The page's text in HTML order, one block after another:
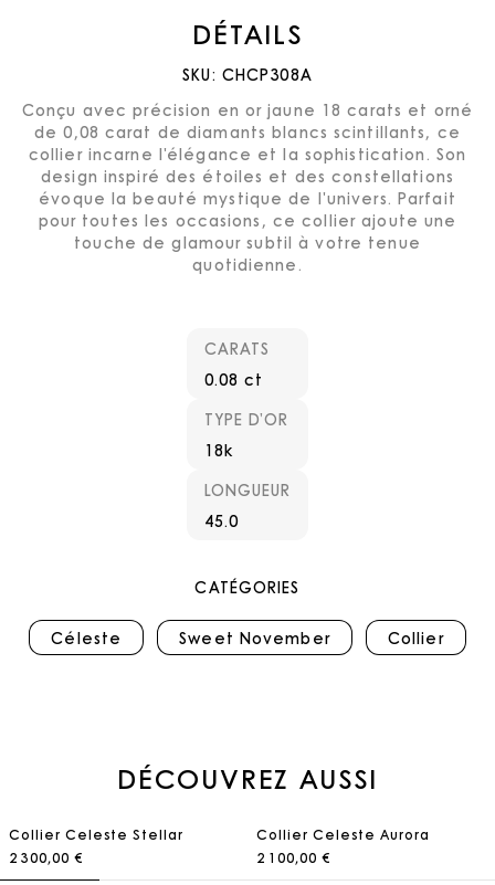
DÉTAILS
SKU: CHCP308A
Conçu avec précision en or jaune 18 carats et orné
de 0,08 carat de diamants blancs scintillants, ce
collier incarne l'élégance et la sophistication. Son
design inspiré des étoiles et des constellations
évoque la beauté mystique de l'univers. Parfait
pour toutes les occasions, ce collier ajoute une
touche de glamour subtil à votre tenue
quotidienne.
CARATS
0.08 ct
TYPE D’OR
18k
LONGUEUR
45.0
CATÉGORIES
Céleste Sweet November Collier
DÉCOUVREZ AUSSI
Collier Celeste Stellar
2 300,00 €
Collier Celeste Aurora
2 100,00 €